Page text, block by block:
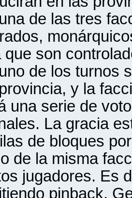
de las tres
que son
de los turnos
y la
una serie de
La gracia
de bloques
de la misma
jugadores. Es
pinback,